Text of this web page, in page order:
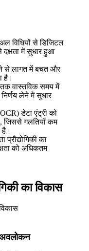
विधियों से डिजिटल
दक्षता में सुधार हुआ
से लागत में बचत और
है।
तक वास्तविक समय में
लेने में सुधार
डेटा एंट्री को
जिससे गलतियाँ कम
है।
प्रौद्योगिकी का
को अधिकतम
का विकास
अवलोकन